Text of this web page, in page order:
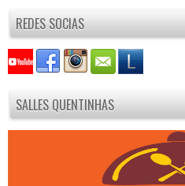
REDES SOCIAS
SALLES QUENTINHAS